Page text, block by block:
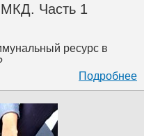
Часть 1
ресурс в
Подробнее